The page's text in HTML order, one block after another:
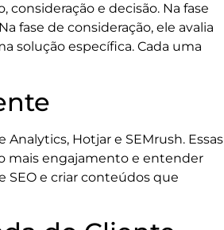
e decisão. Na fase
fase de consideração, ele avalia
solução específica. Cada uma
Hotjar e SEMrush. Essas
mais engajamento e entender
SEO e criar conteúdos que